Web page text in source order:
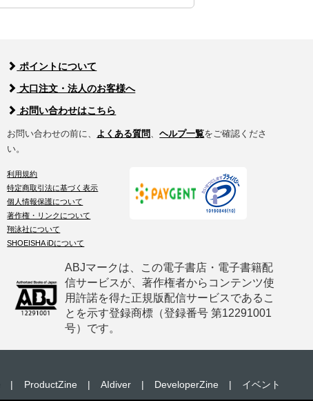
ポイントについて
大口注文・法人のお客様へ
お問い合わせはこちら
お問い合わせの前に、 よくある質問 、ヘルプ一覧をご確認くださ
い。
利用規約
特定商取引法に基づく表示
個人情報保護について
著作権・リンクについて
翔泳社について
SHOEISHA iDについて
ABJマークは、この電子書店・電子書籍配
信サービスが、著作権者からコンテンツ使
用許諾を得た正規版配信サービスであるこ
とを示す登録商標（登録番号 第12291001
号）です。
| ProductZine | AIdiver | DeveloperZine | イベント